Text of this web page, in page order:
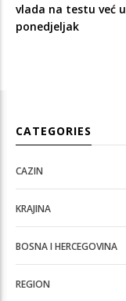
vlada na testu već u
ponedjeljak
CATEGORIES
CAZIN
KRAJINA
BOSNA I HERCEGOVINA
REGION